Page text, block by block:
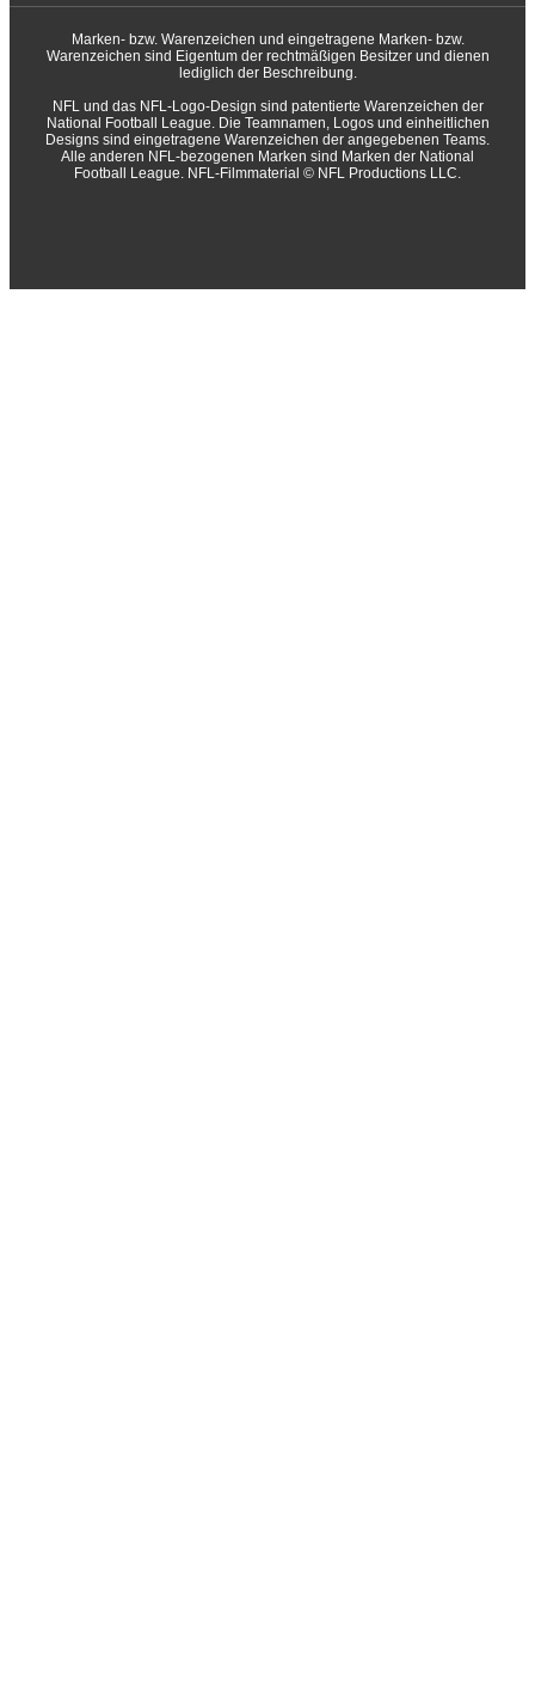
Marken- bzw. Warenzeichen und eingetragene Marken- bzw.
Warenzeichen sind Eigentum der rechtmäßigen Besitzer und dienen
lediglich der Beschreibung.
NFL und das NFL-Logo-Design sind patentierte Warenzeichen der
National Football League. Die Teamnamen, Logos und einheitlichen
Designs sind eingetragene Warenzeichen der angegebenen Teams.
Alle anderen NFL-bezogenen Marken sind Marken der National
Football League. NFL-Filmmaterial © NFL Productions LLC.